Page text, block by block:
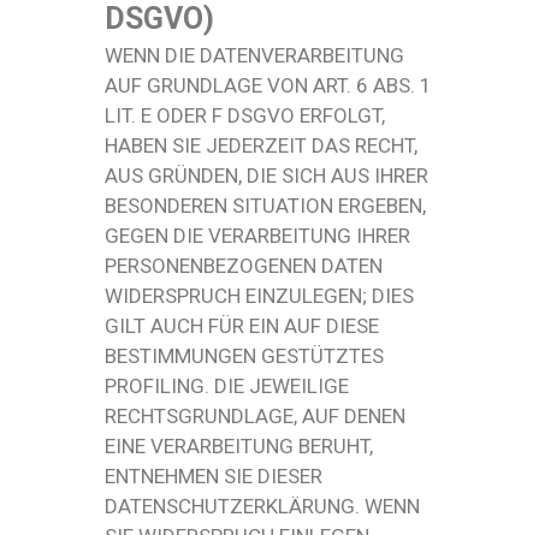
DSGVO)
WENN DIE DATENVERARBEITUNG
AUF GRUNDLAGE VON ART. 6 ABS. 1
LIT. E ODER F DSGVO ERFOLGT,
HABEN SIE JEDERZEIT DAS RECHT,
AUS GRÜNDEN, DIE SICH AUS IHRER
BESONDEREN SITUATION ERGEBEN,
GEGEN DIE VERARBEITUNG IHRER
PERSONENBEZOGENEN DATEN
WIDERSPRUCH EINZULEGEN; DIES
GILT AUCH FÜR EIN AUF DIESE
BESTIMMUNGEN GESTÜTZTES
PROFILING. DIE JEWEILIGE
RECHTSGRUNDLAGE, AUF DENEN
EINE VERARBEITUNG BERUHT,
ENTNEHMEN SIE DIESER
DATENSCHUTZERKLÄRUNG. WENN